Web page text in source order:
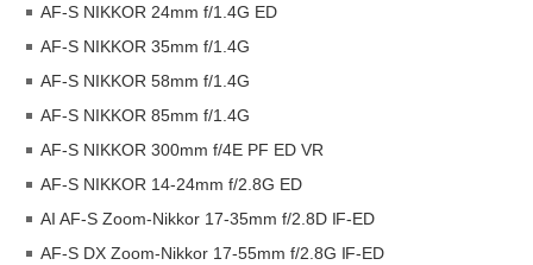
AF-S NIKKOR 24mm f/1.4G ED
AF-S NIKKOR 35mm f/1.4G
AF-S NIKKOR 58mm f/1.4G
AF-S NIKKOR 85mm f/1.4G
AF-S NIKKOR 300mm f/4E PF ED VR
AF-S NIKKOR 14-24mm f/2.8G ED
AI AF-S Zoom-Nikkor 17-35mm f/2.8D IF-ED
AF-S DX Zoom-Nikkor 17-55mm f/2.8G IF-ED